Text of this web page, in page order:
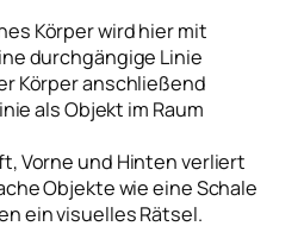
Körper wird hier mit
durchgängige Linie
Körper anschließend
als Objekt im Raum
Vorne und Hinten verliert
Objekte wie eine Schale
ein visuelles Rätsel.